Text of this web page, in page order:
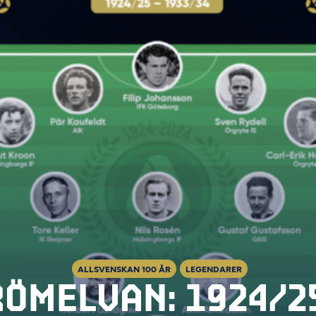
ALLSVENSKAN 100 ÅR LEGENDARER
1924/